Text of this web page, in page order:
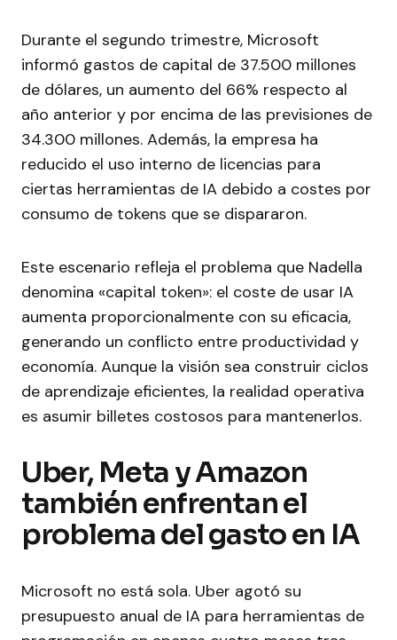
Durante el segundo trimestre, Microsoft
informó gastos de capital de 37.500 millones
de dólares, un aumento del 66% respecto al
año anterior y por encima de las previsiones de
34.300 millones. Además, la empresa ha
reducido el uso interno de licencias para
ciertas herramientas de IA debido a costes por
consumo de tokens que se dispararon.
Este escenario refleja el problema que Nadella
denomina «capital token»: el coste de usar IA
aumenta proporcionalmente con su eficacia,
generando un conflicto entre productividad y
economía. Aunque la visión sea construir ciclos
de aprendizaje eficientes, la realidad operativa
es asumir billetes costosos para mantenerlos.
Uber, Meta y Amazon
también enfrentan el
problema del gasto en IA
Microsoft no está sola. Uber agotó su
presupuesto anual de IA para herramientas de